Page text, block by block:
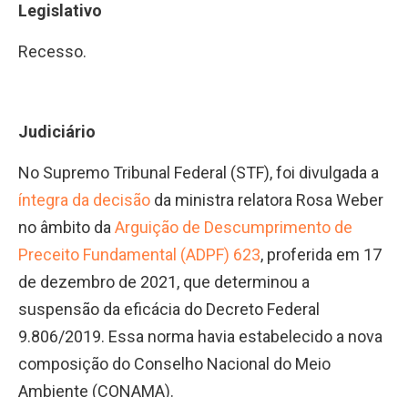
Legislativo
Recesso.
Judiciário
No Supremo Tribunal Federal (STF), foi divulgada a
íntegra da decisão da ministra relatora Rosa Weber
no âmbito da Arguição de Descumprimento de
Preceito Fundamental (ADPF) 623, proferida em 17
de dezembro de 2021, que determinou a
suspensão da eficácia do Decreto Federal
9.806/2019. Essa norma havia estabelecido a nova
composição do Conselho Nacional do Meio
Ambiente (CONAMA).